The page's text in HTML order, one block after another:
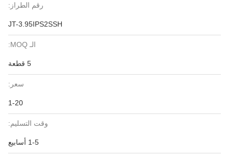
رقم الطراز:
JT-3.95IPS2SSH
الـ MOQ:
5 قطعة
سعر:
1-20
وقت التسليم:
1-5 أسابيع